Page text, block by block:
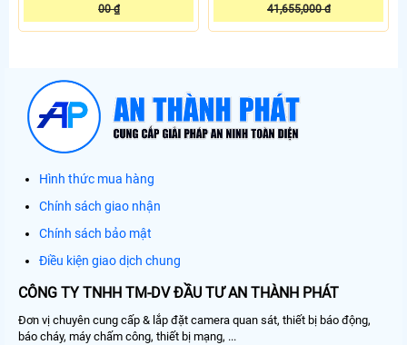
00 ₫ 41,655,000 đ
Hình thức mua hàng
Chính sách giao nhận
Chính sách bảo mật
Điều kiện giao dịch chung
CÔNG TY TNHH TM-DV ĐẦU TƯ AN THÀNH PHÁT
Đơn vị chuyên cung cấp & lắp đặt camera quan sát, thiết bị báo động,
báo cháy, máy chấm công, thiết bị mạng, ...